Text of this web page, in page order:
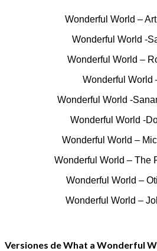
Wonderful World –
Wonderful World -
Wonderful World –
Wonderful World
Wonderful World -
Wonderful World -
Wonderful World –
Wonderful World – The
Wonderful World –
Wonderful World –
Versiones de What a Wonderful